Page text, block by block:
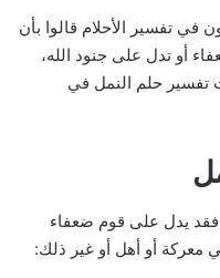
تفسير الأحلام قالوا بأن
أو تدل على جنود الله،
حلم النمل في
فقد يدل على قوم ضعفاء
معركة أو أهل أو غير ذلك: